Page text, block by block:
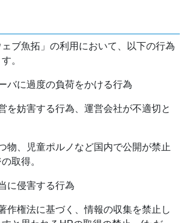
ブ魚拓」の利用において、以下の行為
。
バに過度の負荷をかける行為
を妨害する行為、運営会社が不適切と
物、児童ポルノなど国内で公開が禁止
取得。
に侵害する行為
作権法に基づく、情報の収集を禁止し